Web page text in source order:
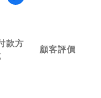
款方
顧客評價